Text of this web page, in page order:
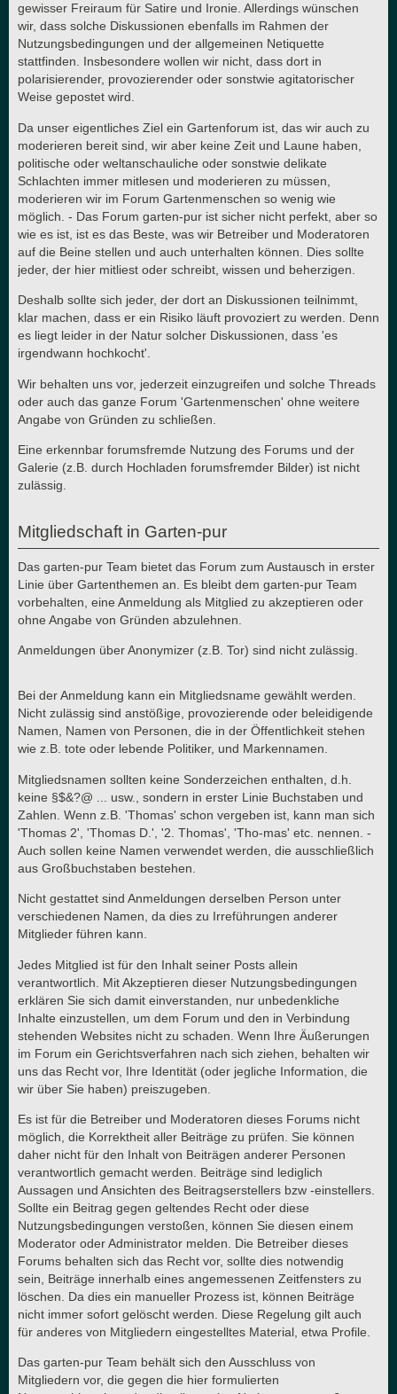
gewisser Freiraum für Satire und Ironie. Allerdings wünschen
wir, dass solche Diskussionen ebenfalls im Rahmen der
Nutzungsbedingungen und der allgemeinen Netiquette
stattfinden. Insbesondere wollen wir nicht, dass dort in
polarisierender, provozierender oder sonstwie agitatorischer
Weise gepostet wird.
Da unser eigentliches Ziel ein Gartenforum ist, das wir auch zu
moderieren bereit sind, wir aber keine Zeit und Laune haben,
politische oder weltanschauliche oder sonstwie delikate
Schlachten immer mitlesen und moderieren zu müssen,
moderieren wir im Forum Gartenmenschen so wenig wie
möglich. - Das Forum garten-pur ist sicher nicht perfekt, aber so
wie es ist, ist es das Beste, was wir Betreiber und Moderatoren
auf die Beine stellen und auch unterhalten können. Dies sollte
jeder, der hier mitliest oder schreibt, wissen und beherzigen.
Deshalb sollte sich jeder, der dort an Diskussionen teilnimmt,
klar machen, dass er ein Risiko läuft provoziert zu werden. Denn
es liegt leider in der Natur solcher Diskussionen, dass 'es
irgendwann hochkocht'.
Wir behalten uns vor, jederzeit einzugreifen und solche Threads
oder auch das ganze Forum 'Gartenmenschen' ohne weitere
Angabe von Gründen zu schließen.
Eine erkennbar forumsfremde Nutzung des Forums und der
Galerie (z.B. durch Hochladen forumsfremder Bilder) ist nicht
zulässig.
Mitgliedschaft in Garten-pur
Das garten-pur Team bietet das Forum zum Austausch in erster
Linie über Gartenthemen an. Es bleibt dem garten-pur Team
vorbehalten, eine Anmeldung als Mitglied zu akzeptieren oder
ohne Angabe von Gründen abzulehnen.
Anmeldungen über Anonymizer (z.B. Tor) sind nicht zulässig.
Bei der Anmeldung kann ein Mitgliedsname gewählt werden.
Nicht zulässig sind anstößige, provozierende oder beleidigende
Namen, Namen von Personen, die in der Öffentlichkeit stehen
wie z.B. tote oder lebende Politiker, und Markennamen.
Mitgliedsnamen sollten keine Sonderzeichen enthalten, d.h.
keine §$&?@ ... usw., sondern in erster Linie Buchstaben und
Zahlen. Wenn z.B. 'Thomas' schon vergeben ist, kann man sich
'Thomas 2', 'Thomas D.', '2. Thomas', 'Tho-mas' etc. nennen. -
Auch sollen keine Namen verwendet werden, die ausschließlich
aus Großbuchstaben bestehen.
Nicht gestattet sind Anmeldungen derselben Person unter
verschiedenen Namen, da dies zu Irreführungen anderer
Mitglieder führen kann.
Jedes Mitglied ist für den Inhalt seiner Posts allein
verantwortlich. Mit Akzeptieren dieser Nutzungsbedingungen
erklären Sie sich damit einverstanden, nur unbedenkliche
Inhalte einzustellen, um dem Forum und den in Verbindung
stehenden Websites nicht zu schaden. Wenn Ihre Äußerungen
im Forum ein Gerichtsverfahren nach sich ziehen, behalten wir
uns das Recht vor, Ihre Identität (oder jegliche Information, die
wir über Sie haben) preiszugeben.
Es ist für die Betreiber und Moderatoren dieses Forums nicht
möglich, die Korrektheit aller Beiträge zu prüfen. Sie können
daher nicht für den Inhalt von Beiträgen anderer Personen
verantwortlich gemacht werden. Beiträge sind lediglich
Aussagen und Ansichten des Beitragserstellers bzw -einstellers.
Sollte ein Beitrag gegen geltendes Recht oder diese
Nutzungsbedingungen verstoßen, können Sie diesen einem
Moderator oder Administrator melden. Die Betreiber dieses
Forums behalten sich das Recht vor, sollte dies notwendig
sein, Beiträge innerhalb eines angemessenen Zeitfensters zu
löschen. Da dies ein manueller Prozess ist, können Beiträge
nicht immer sofort gelöscht werden. Diese Regelung gilt auch
für anderes von Mitgliedern eingestelltes Material, etwa Profile.
Das garten-pur Team behält sich den Ausschluss von
Mitgliedern vor, die gegen die hier formulierten